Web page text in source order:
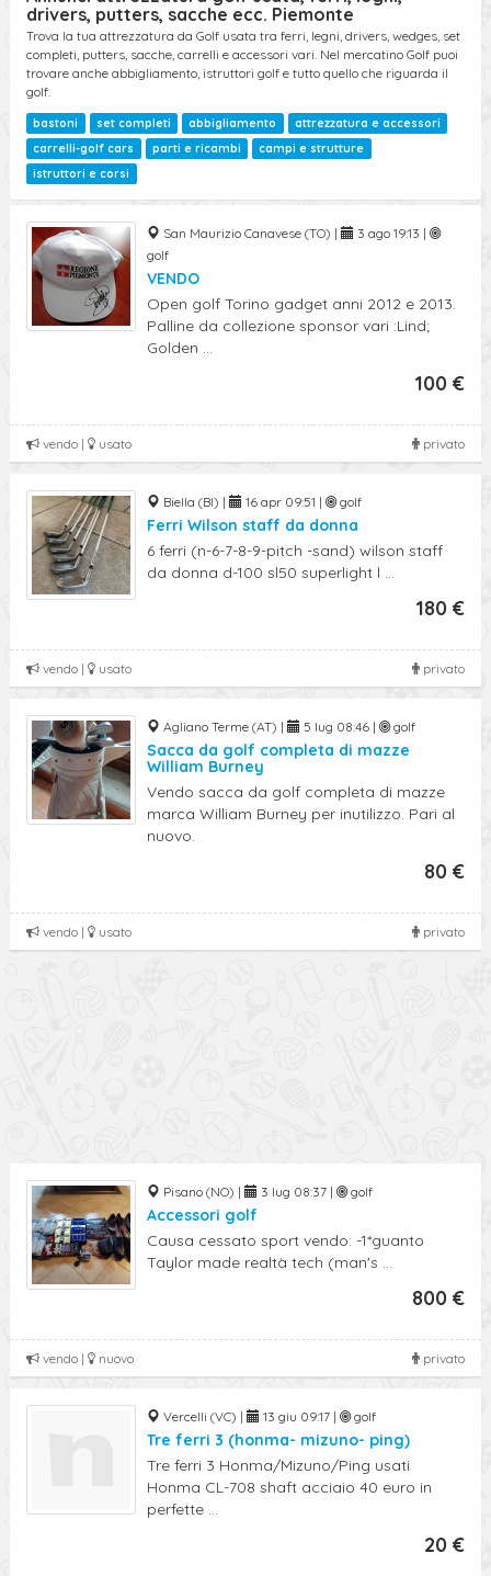
drivers, putters, sacche ecc. Piemonte
Trova la tua attrezzatura da Golf usata tra ferri, legni, drivers, wedges, set
completi, putters, sacche, carrelli e accessori vari. Nel mercatino Golf puoi
trovare anche abbigliamento, istruttori golf e tutto quello che riguarda il
golf.
bastoni set completi abbigliamento
attrezzatura e accessori
carrelli-golf cars
parti e ricambi
campi e strutture
istruttori e corsi
San Maurizio Canavese (TO) |
3 ago 19:13 |
golf
VENDO
Open golf Torino gadget anni 2012 e 2013.
Palline da collezione sponsor vari :Lind;
Golden ...
100 €
privato
vendo | usato
Biella (BI) | 16 apr 09:51 | golf
Ferri Wilson staff da donna
6 ferri (n-6-7-8-9-pitch -sand) wilson staff
da donna d-100 sl50 superlight l ...
180 €
privato
vendo | usato
Agliano Terme (AT) | 5 lug 08:46 | golf
Sacca da golf completa di mazze
William Burney
Vendo sacca da golf completa di mazze
marca William Burney per inutilizzo. Pari al
nuovo.
80 €
privato
vendo | usato
Pisano (NO) | 3 lug 08:37 | golf
Accessori golf
Causa cessato sport vendo: -1*guanto
Taylor made realtà tech (man's ...
800 €
privato
vendo | nuovo
Vercelli (VC) | 13 giu 09:17 | golf
Tre ferri 3 (honma- mizuno- ping)
Tre ferri 3 Honma/Mizuno/Ping usati
Honma CL-708 shaft acciaio 40 euro in
perfette ...
20 €